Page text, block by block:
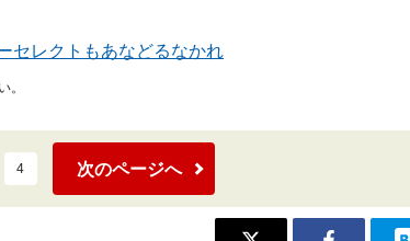
セレクトもあなどるなかれ
。
4 次のページへ